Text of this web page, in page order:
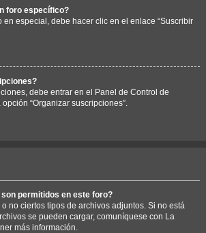
foro específico?
en especial, debe hacer clic en el enlace “Suscribir
debe entrar en el Panel de Control de
“Organizar suscripciones”.
permitidos en este foro?
no ciertos tipos de archivos adjuntos. Si no está
se pueden cargar, comuníquese con La
más información.